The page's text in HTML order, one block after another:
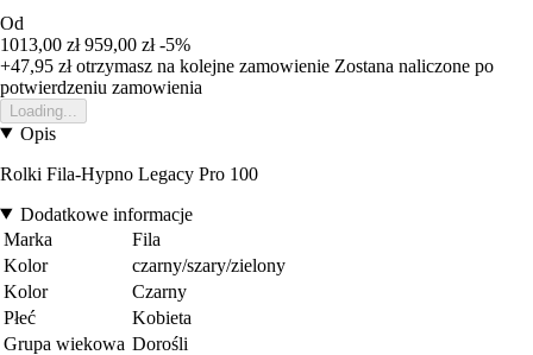
Od
1013,00 zł 959,00 zł -5%
+47,95 złotrzymasz na kolejne zamowienie Zostana naliczone po
potwierdzeniu zamowienia
Loading...
Opis
Rolki Fila-Hypno Legacy Pro 100
Dodatkowe informacje
Marka
Fila
Kolor
czarny/szary/zielony
Kolor
Czarny
Płeć
Kobieta
Grupa wiekowa Dorośli